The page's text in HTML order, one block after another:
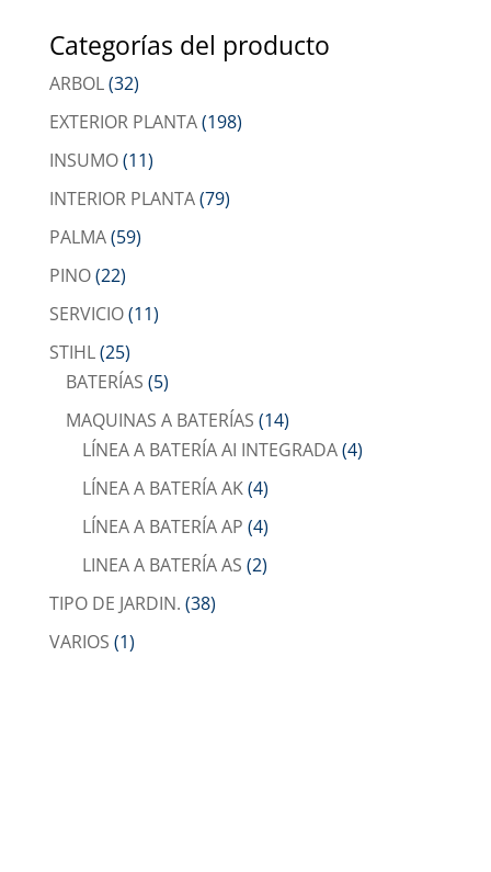
Categorías del producto
ARBOL(32)
EXTERIOR PLANTA(198)
INSUMO(11)
INTERIOR PLANTA(79)
PALMA(59)
PINO(22)
SERVICIO(11)
STIHL(25)
BATERÍAS (5)
MAQUINAS A BATERÍAS (14)
LÍNEA A BATERÍA AI INTEGRADA(4)
LÍNEA A BATERÍA AK(4)
LÍNEA A BATERÍA AP (4)
LINEA A BATERÍA AS (2)
TIPO DE JARDIN. (38)
VARIOS (1)